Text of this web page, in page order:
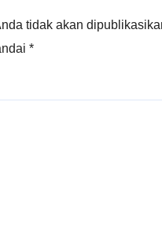
tidak akan
*